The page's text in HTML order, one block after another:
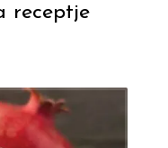
receptje